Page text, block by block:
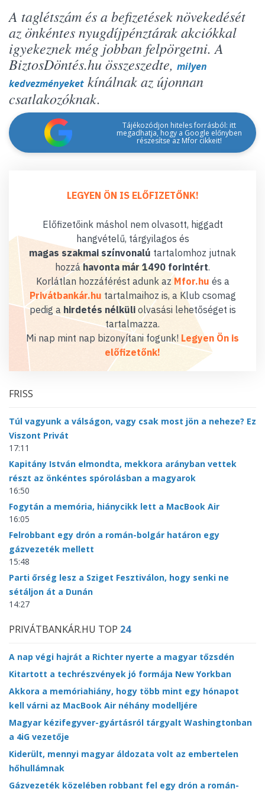
A taglétszám és a befizetések növekedését
az önkéntes nyugdíjpénztárak akciókkal
igyekeznek még jobban felpörgetni. A
BiztosDöntés.hu összeszedte, milyen
kedvezményeket kínálnak az újonnan
csatlakozóknak.
Tájékozódjon hiteles forrásból: itt
megadhatja, hogy a Google előnyben
részesítse az Mfor cikkeit!
LEGYEN ÖN IS ELŐFIZETŐNK!
Előfizetőink máshol nem olvasott, higgadt
hangvételű, tárgyilagos és
magas szakmai színvonalú tartalomhoz jutnak
hozzáhavonta már 1490 forintért.
Korlátlan hozzáférést adunk az Mfor.hu és a
Privátbankár.hu tartalmaihoz is, a Klub csomag
pedig a hirdetés nélküliolvasási lehetőséget is
tartalmazza.
Mi nap mint nap bizonyítani fogunk! Legyen Ön is
előfizetőnk!
FRISS
Túl vagyunk a válságon, vagy csak most jön a neheze? Ez
Viszont Privát
17:11
Kapitány István elmondta, mekkora arányban vettek
részt az önkéntes spórolásban a magyarok
16:50
Fogytán a memória, hiánycikk lett a MacBook Air
16:05
Felrobbant egy drón a román-bolgár határon egy
gázvezeték mellett
15:48
Parti őrség lesz a Sziget Fesztiválon, hogy senki ne
sétáljon át a Dunán
14:27
PRIVÁTBANKÁR.HU TOP 24
A nap végi hajrát a Richter nyerte a magyar tőzsdén
Kitartott a techrészvények jó formája New Yorkban
Akkora a memóriahiány, hogy több mint egy hónapot
kell várni az MacBook Air néhány modelljére
Magyar kézifegyver-gyártásról tárgyalt Washingtonban
a 4iG vezetője
Kiderült, mennyi magyar áldozata volt az embertelen
hőhullámnak
Gázvezeték közelében robbant fel egy drón a román-